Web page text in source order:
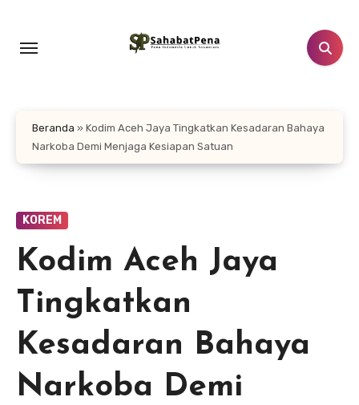
konten
Beranda » Kodim Aceh Jaya Tingkatkan Kesadaran Bahaya
Narkoba Demi Menjaga Kesiapan Satuan
KOREM
Kodim Aceh Jaya
Tingkatkan
Kesadaran Bahaya
Narkoba Demi